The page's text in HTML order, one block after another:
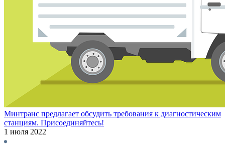
Минтранс предлагает обсудить требования к диагностическим
станциям. Присоединяйтесь!
1 июля 2022